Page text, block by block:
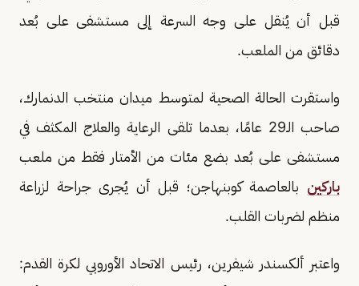
قبل أن يُنقل على وجه السرعة إلى مستشفى على بُعد
دقائق من الملعب.
واستقرت الحالة الصحية لمتوسط ميدان منتخب الدنمارك،
صاحب الـ29 عامًا، بعدما تلقى الرعاية والعلاج المكثف في
مستشفى على بُعد بضع مئات من الأمتار فقط من ملعب
باركين بالعاصمة كوبنهاجن؛ قبل أن يُجرى جراحة لزراعة
منظم لضربات القلب.
واعتبر ألكسندر شيفرين، رئيس الاتحاد الأوروبي لكرة القدم: